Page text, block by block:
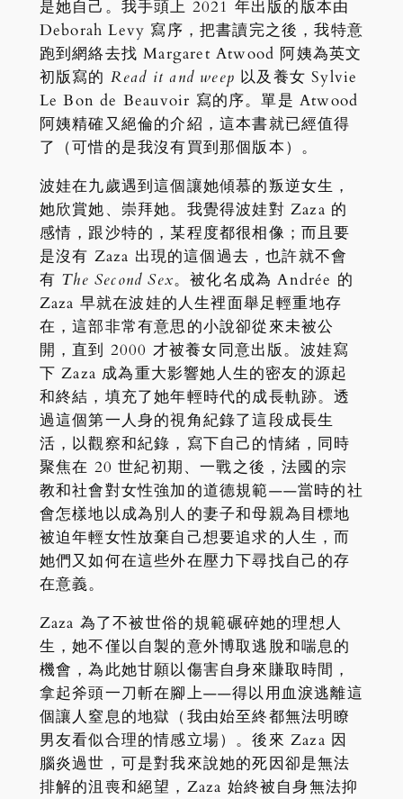
是她自己。我手頭上 2021 年出版的版本由
Deborah Levy 寫序，把書讀完之後，我特意
跑到網絡去找 Margaret Atwood 阿姨為英文
初版寫的 Read it and weep 以及養女 Sylvie
Le Bon de Beauvoir 寫的序。單是 Atwood
阿姨精確又絕倫的介紹，這本書就已經值得
了（可惜的是我沒有買到那個版本）。
波娃在九歲遇到這個讓她傾慕的叛逆女生，
她欣賞她、崇拜她。我覺得波娃對 Zaza 的
感情，跟沙特的，某程度都很相像；而且要
是沒有 Zaza 出現的這個過去，也許就不會
有 The Second Sex。被化名成為 Andrée 的
Zaza 早就在波娃的人生裡面舉足輕重地存
在，這部非常有意思的小說卻從來未被公
開，直到 2000 才被養女同意出版。波娃寫
下 Zaza 成為重大影響她人生的密友的源起
和終結，填充了她年輕時代的成長軌跡。透
過這個第一人身的視角紀錄了這段成長生
活，以觀察和紀錄，寫下自己的情緒，同時
聚焦在 20 世紀初期、一戰之後，法國的宗
教和社會對女性強加的道德規範——當時的社
會怎樣地以成為別人的妻子和母親為目標地
被迫年輕女性放棄自己想要追求的人生，而
她們又如何在這些外在壓力下尋找自己的存
在意義。
Zaza 為了不被世俗的規範碾碎她的理想人
生，她不僅以自製的意外博取逃脫和喘息的
機會，為此她甘願以傷害自身來賺取時間，
拿起斧頭一刀斬在腳上——得以用血淚逃離這
個讓人窒息的地獄（我由始至終都無法明瞭
男友看似合理的情感立場）。後來 Zaza 因
腦炎過世，可是對我來說她的死因卻是無法
排解的沮喪和絕望，Zaza 始終被自身無法抑